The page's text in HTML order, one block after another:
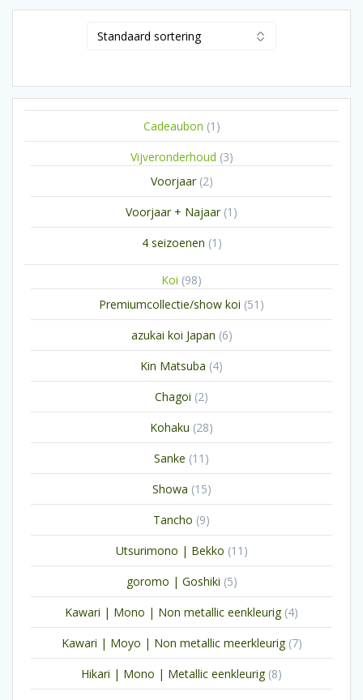
Cadeaubon 1 1
product
Vijveronderhoud 33
Voorjaar 22
producten
Voorjaar + Najaar 1 1
product
4 seizoenen 1 1
Koi 9898
producten
Premiumcollectie/show koi 51 51
producten
azukai koi Japan 66
producten
Kin Matsuba 44
producten
Chagoi 22
producten
Kohaku 2828
producten
Sanke 11 11
producten
Showa 1515
producten
Tancho 99
producten
Utsurimono | Bekko 11 11
producten
goromo | Goshiki 55
producten
Kawari | Mono | Non metallic eenkleurig 44
producten
Kawari | Moyo | Non metallic meerkleurig 77
producten
Hikari | Mono | Metallic eenkleurig 88
producten